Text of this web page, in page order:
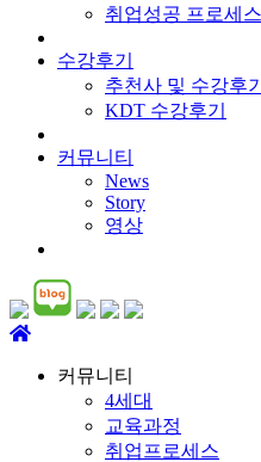
취업성공 프로세스
수강후기
추천사 및 수강후기
KDT 수강후기
커뮤니티
News
Story
영상
커뮤니티
4세대
교육과정
취업프로세스